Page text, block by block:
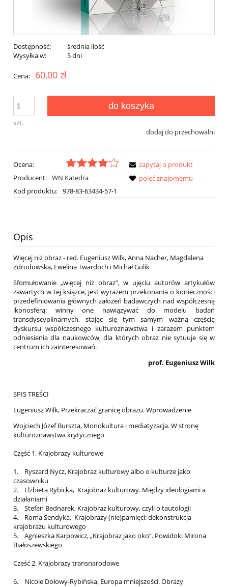
Dostępność:
średnia ilość
Wysyłka w:
5 dni
Cena: 60,00 zł
szt.
do koszyka
dodaj do przechowalni
Ocena:
Producent: WN Katedra
Kod produktu: 978-83-63434-57-1
zapytaj o produkt
poleć znajomemu
Opis
Więcej niż obraz - red. Eugeniusz Wilk, Anna Nacher, Magdalena
Zdrodowska, Ewelina Twardoch i Michał Gulik
Sfomułowanie „więcej niż obraz”, w ujęciu autorów artykułów
zawartych w tej książce, jest wyrazem przekonania o konieczności
przedefiniowania głównych założeń badawczych nad współczesną
ikonosferą: winny one nawiązywać do modelu badań
transdyscyplinarnych, stając się tym samym ważną częścią
dyskursu współczesnego kulturoznawstwa i zarazem punktem
odniesienia dla naukowców, dla których obraz nie sytuuje się w
centrum ich zainteresowań.
prof. Eugeniusz Wilk
SPIS TREŚCI
Eugeniusz Wilk, Przekraczać granicę obrazu. Wprowadzenie
Wojciech Józef Burszta, Monokultura i mediatyzacja. W stronę
kulturoznawstwa krytycznego
Część 1. Krajobrazy kulturowe
1. Ryszard Nycz, Krajobraz kulturowy albo o kulturze jako
czasowniku
2. Elżbieta Rybicka, Krajobraz kulturowy. Między ideologiami a
działaniami
3. Stefan Bednarek, Krajobraz kulturowy, czyli o tautologii
4. Roma Sendyka, Krajobrazy (nie)pamięci: dekonstrukcja
krajobrazu kulturowego
5. Agnieszka Karpowicz, „Krajobraz jako oko”. Powidoki Mirona
Białoszewskiego
Cześć 2. Krajobrazy transnarodowe
6. Nicole Dołowy-Rybińska, Europa mniejszości. Obrazy